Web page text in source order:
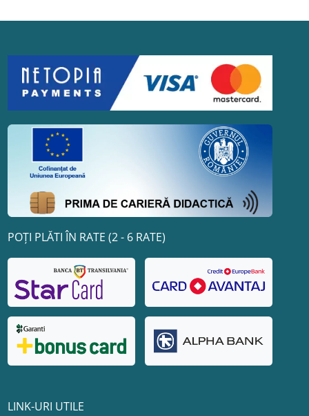
POȚI PLĂTI ÎN RATE (2 - 6 RATE)
LINK-URI UTILE